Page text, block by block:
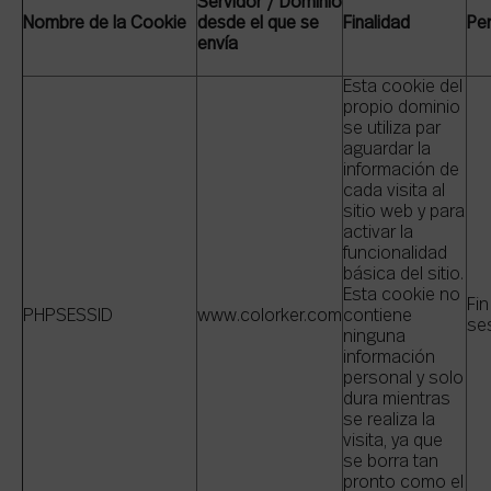
Nombre de la Cookie
desde el que se
envía
Finalidad
PHPSESSID www.colorker.com
Esta cookie del
propio dominio
se utiliza par
aguardar la
información de
cada visita al
sitio web y para
activar la
funcionalidad
básica del sitio.
Esta cookie no
contiene
ninguna
información
personal y solo
dura mientras
se realiza la
visita, ya que
se borra tan
pronto como el